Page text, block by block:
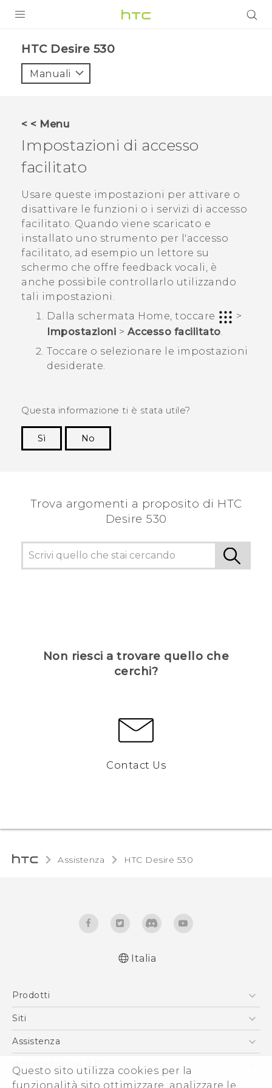
Questo sito utilizza cookies per la
funzionalità sito ottimizzare, analizzare le
VIVE
VIVERSE
ASSISTENZA
Accessori e dispositivi HTC
Accesso
HTC Desire 530‎
Manuali
< < Menu
Impostazioni di accesso
facilitato
Usare queste impostazioni per attivare o
disattivare le funzioni o i servizi di accesso
facilitato. Quando viene scaricato e
installato uno strumento per l'accesso
facilitato, ad esempio un lettore su
schermo che offre feedback vocali, è
anche possibile controllarlo utilizzando
tali impostazioni.
Dalla schermata Home, toccare
>
Impostazioni > Accesso facilitato
Toccare o selezionare le impostazioni
desiderate.
Questa informazione ti è stata utile?
Sì
No
Trova argomenti a proposito di HTC
Desire 530
Non riesci a trovare quello che
cerchi?
Contact Us
Assistenza HTC Desire 530‎
English - User manual
Italia
Prodotti
Smartphone
Vive
Accessori
Siti
HTC VIVE
Assistenza
Ecommerce Assistenza
Informazioni su HTC
ESG